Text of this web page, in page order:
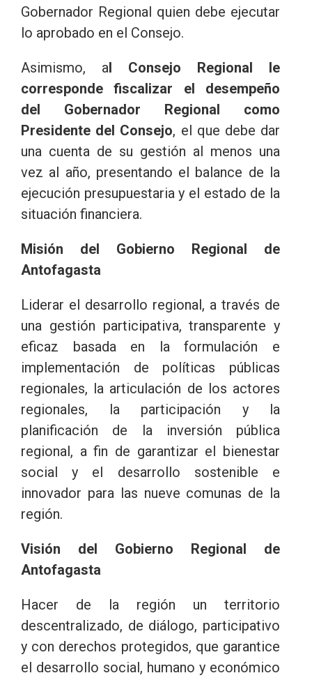
Gobernador Regional quien debe ejecutar
lo aprobado en el Consejo.
Asimismo, al Consejo Regional le
corresponde fiscalizar el desempeño
del Gobernador Regional como
Presidente del Consejo, el que debe dar
una cuenta de su gestión al menos una
vez al año, presentando el balance de la
ejecución presupuestaria y el estado de la
situación financiera.
Misión del Gobierno Regional de
Antofagasta
Liderar el desarrollo regional, a través de
una gestión participativa, transparente y
eficaz basada en la formulación e
implementación de políticas públicas
regionales, la articulación de los actores
regionales, la participación y la
planificación de la inversión pública
regional, a fin de garantizar el bienestar
social y el desarrollo sostenible e
innovador para las nueve comunas de la
región.
Visión del Gobierno Regional de
Antofagasta
Hacer de la región un territorio
descentralizado, de diálogo, participativo
y con derechos protegidos, que garantice
el desarrollo social, humano y económico